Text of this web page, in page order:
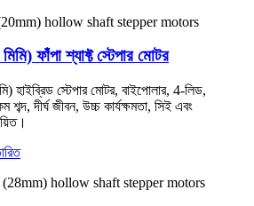
ফাঁপা শ্যাফ্ট স্টেপার মোটর
হাইব্রিড স্টেপার মোটর, বাইপোলার, 4-লিড,
শব্দ, দীর্ঘ জীবন, উচ্চ কার্যক্ষমতা, সিই এবং